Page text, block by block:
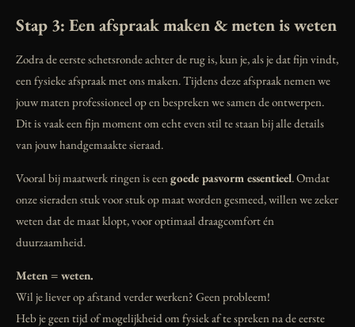
Stap 3: Een afspraak maken & meten is weten
Zodra de eerste schetsronde achter de rug is, kun je, als je dat fijn vindt,
een fysieke afspraak met ons maken. Tijdens deze afspraak nemen we
jouw maten professioneel op en bespreken we samen de ontwerpen.
Dit is vaak een fijn moment om echt even stil te staan bij alle details
van jouw handgemaakte sieraad.
Vooral bij maatwerk ringen is eengoede pasvorm essentieel. Omdat
onze sieraden stuk voor stuk op maat worden gesmeed, willen we zeker
weten dat de maat klopt, voor optimaal draagcomfort én
duurzaamheid.
Meten = weten.
Wil je liever op afstand verder werken? Geen probleem!
Heb je geen tijd of mogelijkheid om fysiek af te spreken na de eerste